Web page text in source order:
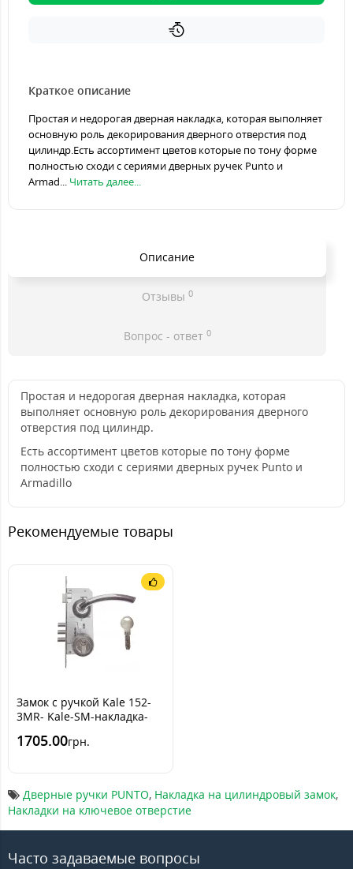
Краткое описание
Простая и недорогая дверная накладка, которая выполняет
основную роль декорирования дверного отверстия под
цилиндр.Есть аcсортимент цветов которые по тону форме
полностью сходи с сериями дверных ручек Punto и
Armad... Читать далее...
Описание
Отзывы 0
Вопрос - ответ 0
Простая и недорогая дверная накладка, которая
выполняет основную роль декорирования дверного
отверстия под цилиндр.
Есть аcсортимент цветов которые по тону форме
полностью сходи с сериями дверных ручек Punto и
Armadillo
Рекомендуемые товары
Замок с ручкой Kale 152-
3MR- Kale-SM-накладка-
1705.00грн.
Дверные ручки PUNTO, Накладка на цилиндровый замок,
Накладки на ключевое отверстие
Часто задаваемые вопросы